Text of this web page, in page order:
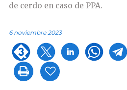
de cerdo en caso de PPA.
6 noviembre 2023